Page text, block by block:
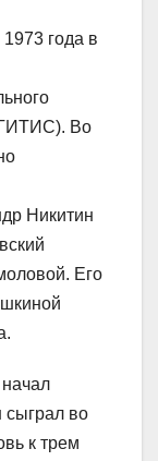
года в
Во
Никитин
Его
сыграл во
к трем